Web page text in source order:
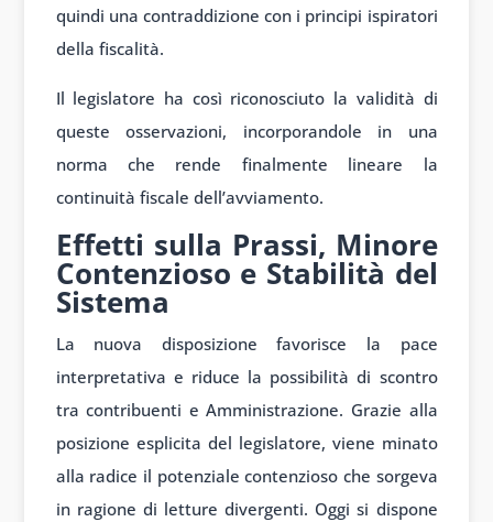
quindi una contraddizione con i principi ispiratori
della fiscalità.
Il legislatore ha così riconosciuto la validità di
queste osservazioni, incorporandole in una
norma che rende finalmente lineare la
continuità fiscale dell’avviamento.
Effetti sulla Prassi, Minore
Contenzioso e Stabilità del
Sistema
La nuova disposizione favorisce la pace
interpretativa e riduce la possibilità di scontro
tra contribuenti e Amministrazione. Grazie alla
posizione esplicita del legislatore, viene minato
alla radice il potenziale contenzioso che sorgeva
in ragione di letture divergenti. Oggi si dispone